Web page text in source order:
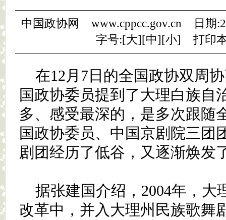
中国政协网 www.cppcc.gov.cn 日期
字号:[大][中][小] 打印
在12月7日的全国政协双周
国政协委员提到了大理白族自
多、感受最深的，是多次跟随
国政协委员、中国京剧院三团
剧团经历了低谷，又逐渐焕发
据张建国介绍，2004年，大
改革中，并入大理州民族歌舞